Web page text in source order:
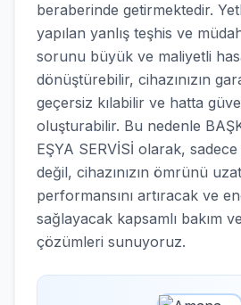
beraberinde getirmektedir.
yapılan yanlış teşhis ve
sorunu büyük ve maliyetli
dönüştürebilir, cihazınızın
geçersiz kılabilir ve hatta
oluşturabilir. Bu nedenle
EŞYA SERVİSİ olarak,
değil, cihazınızın ömrünü
performansını artıracak ve
sağlayacak kapsamlı bakım
çözümleri sunuyoruz.